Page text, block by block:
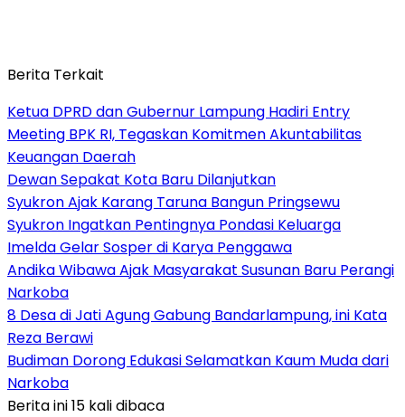
Berita Terkait
Ketua DPRD dan Gubernur Lampung Hadiri Entry
Meeting BPK RI, Tegaskan Komitmen Akuntabilitas
Keuangan Daerah
Dewan Sepakat Kota Baru Dilanjutkan
Syukron Ajak Karang Taruna Bangun Pringsewu
Syukron Ingatkan Pentingnya Pondasi Keluarga
Imelda Gelar Sosper di Karya Penggawa
Andika Wibawa Ajak Masyarakat Susunan Baru Perangi
Narkoba
8 Desa di Jati Agung Gabung Bandarlampung, ini Kata
Reza Berawi
Budiman Dorong Edukasi Selamatkan Kaum Muda dari
Narkoba
Berita ini 15 kali dibaca